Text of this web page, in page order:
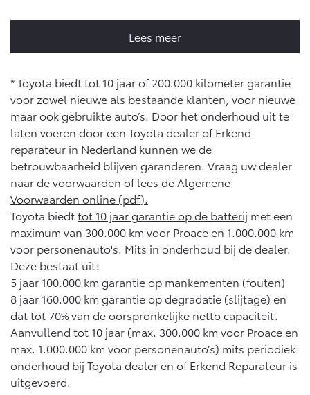
Lees meer
* Toyota biedt tot 10 jaar of 200.000 kilometer garantie
voor zowel nieuwe als bestaande klanten, voor nieuwe
maar ook gebruikte auto’s. Door het onderhoud uit te
laten voeren door een Toyota dealer of Erkend
reparateur in Nederland kunnen we de
betrouwbaarheid blijven garanderen. Vraag uw dealer
naar de voorwaarden of lees de Algemene
Voorwaarden online (pdf).
Toyota biedttot 10 jaar garantie op de batterij met een
maximum van 300.000 km voor Proace en 1.000.000 km
voor personenauto's. Mits in onderhoud bij de dealer.
Deze bestaat uit:
5 jaar 100.000 km garantie op mankementen (fouten)
8 jaar 160.000 km garantie op degradatie (slijtage) en
dat tot 70% van de oorspronkelijke netto capaciteit.
Aanvullend tot 10 jaar (max. 300.000 km voor Proace en
max. 1.000.000 km voor personenauto’s) mits periodiek
onderhoud bij Toyota dealer en of Erkend Reparateur is
uitgevoerd.